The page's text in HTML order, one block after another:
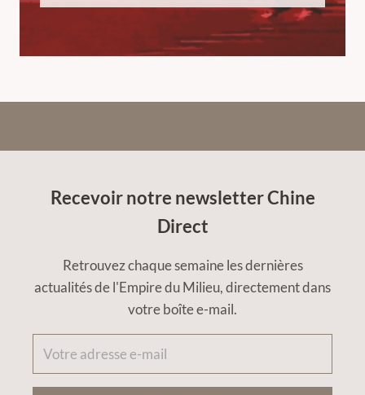
Recevoir notre newsletter Chine
Direct
Retrouvez chaque semaine les dernières
actualités de l'Empire du Milieu, directement dans
votre boîte e-mail.